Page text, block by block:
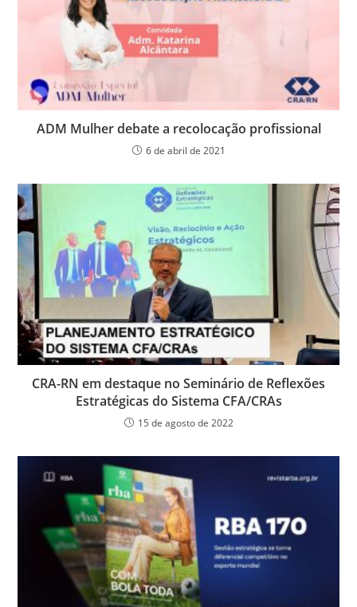
ADM Mulher debate a recolocação profissional
6 de abril de 2021
CRA-RN em destaque no Seminário de Reflexões
Estratégicas do Sistema CFA/CRAs
15 de agosto de 2022